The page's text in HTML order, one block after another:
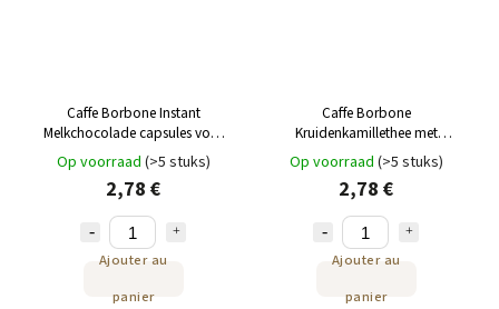
Caffe Borbone Instant
Melkchocolade capsules voor
Nespresso® 10st
Op voorraad (>5 stuks)
2,78 €
Ajouter au
panier
Caffe Borbone
Kruidenkamillethee met
melatonine capsules voor
Nespresso® 10st
Op voorraad (>5 stuks)
2,78 €
Ajouter au
panier